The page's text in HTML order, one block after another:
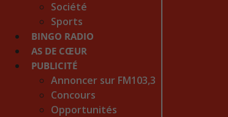
Société
Sports
BINGO RADIO
AS DE CŒUR
PUBLICITÉ
Annoncer sur FM103,3
Concours
Opportunités